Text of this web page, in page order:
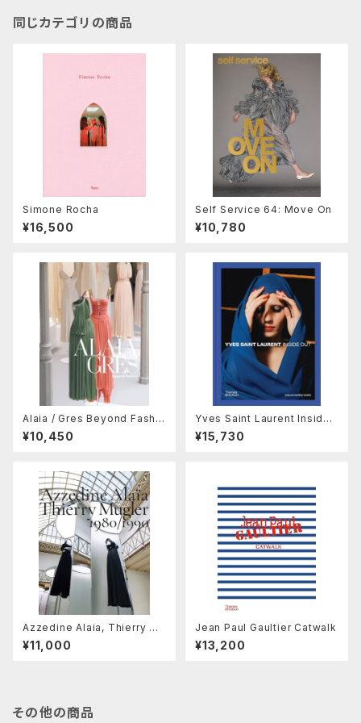
同じカテゴリの商品
Simone Rocha
¥16,500
Self Service 64: Move On
¥10,780
Alaia / Gres Beyond Fashio
n
¥10,450
Yves Saint Laurent Inside
Out
¥15,730
Azzedine Alaia, Thierry Mu
gler
¥11,000
Jean Paul Gaultier Catwalk
¥13,200
その他の商品